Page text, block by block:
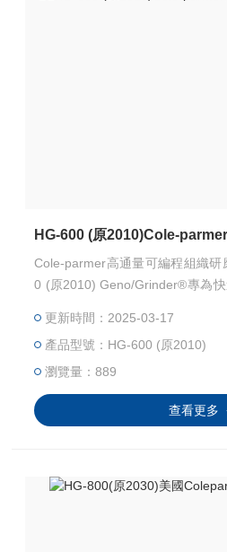
Cole-parmer高通量可編程組織研磨機
0 (原2010) Geno/Grinder®專為快速細胞破碎、細
制，速度快，通量
磨 576 個樣品。研磨樣
莖、葉、花、果
更新時間：2025-03-17
產品型號：HG-600 (原2010)
瀏覽量：889
查看更多